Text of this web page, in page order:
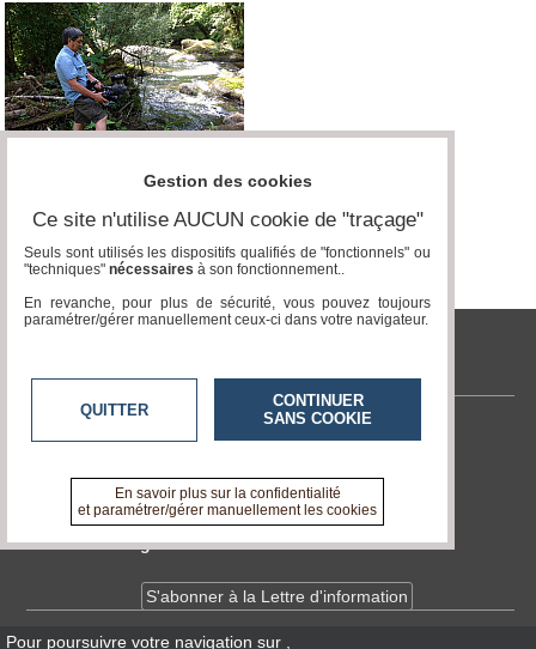
Agenda
Gazette
Vidéos
groupe
Blogs
Prémium
Inscription
tvlocale.fr
Contactez-nous
A propos de tvlocale.fr
Devenir délégué
S'abonner à la Lettre d'information
Pour poursuivre votre navigation sur
Gestion des cookies
Ce site n'utilise AUCUN cookie de "traçage"
Seuls sont utilisés les dispositifs qualifiés de "fonctionnels" ou
"techniques" nécessaires à son fonctionnement..
En revanche, pour plus de sécurité, vous pouvez toujours
paramétrer/gérer manuellement ceux-ci dans votre navigateur.
QUITTER
CONTINUER
SANS COOKIE
En savoir plus sur la confidentialité
et paramétrer/gérer manuellement les cookies